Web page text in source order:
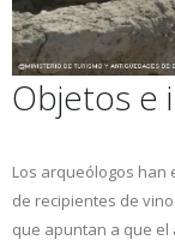
Objetos e
Los arqueólogos han
de recipientes de
que apuntan a que